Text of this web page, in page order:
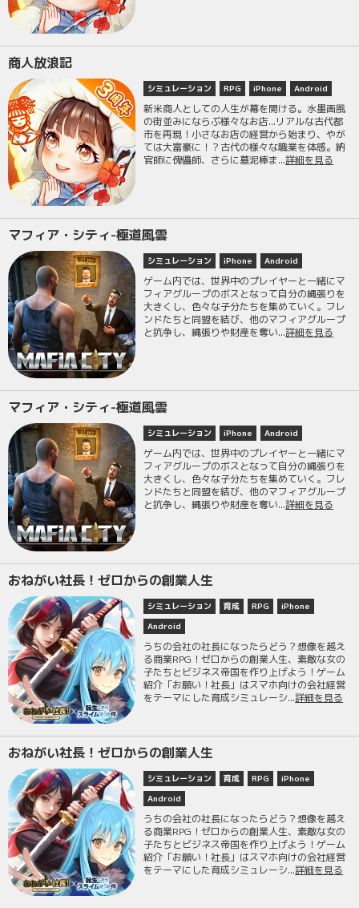
商人放浪記
シミュレーション RPG iPhone Android
新米商人としての人生が幕を開ける。水墨画風
の街並みにならぶ様々なお店...リアルな古代都
市を再現！小さなお店の経営から始まり、やが
ては大富豪に！？古代の様々な職業を体感。納
官師に傀儡師、さらに墓泥棒ま...詳細を見る
マフィア・シティ-極道風雲
シミュレーション iPhone Android
ゲーム内では、世界中のプレイヤーと一緒にマ
フィアグループのボスとなって自分の縄張りを
大きくし、色々な子分たちを集めていく。フレ
ンドたちと同盟を結び、他のマフィアグループ
と抗争し、縄張りや財産を奪い...詳細を見る
マフィア・シティ-極道風雲
シミュレーション iPhone Android
ゲーム内では、世界中のプレイヤーと一緒にマ
フィアグループのボスとなって自分の縄張りを
大きくし、色々な子分たちを集めていく。フレ
ンドたちと同盟を結び、他のマフィアグループ
と抗争し、縄張りや財産を奪い...詳細を見る
おねがい社長！ゼロからの創業人生
シミュレーション 育成 RPG
iPhone
Android
うちの会社の社長になったらどう？想像を越え
る商業RPG！ゼロからの創業人生、素敵な女の
子たちとビジネス帝国を作り上げよう！ゲーム
紹介「お願い！社長」はスマホ向けの会社経営
をテーマにした育成シミュレーシ...詳細を見る
おねがい社長！ゼロからの創業人生
シミュレーション 育成 RPG
iPhone
Android
うちの会社の社長になったらどう？想像を越え
る商業RPG！ゼロからの創業人生、素敵な女の
子たちとビジネス帝国を作り上げよう！ゲーム
紹介「お願い！社長」はスマホ向けの会社経営
をテーマにした育成シミュレーシ...詳細を見る